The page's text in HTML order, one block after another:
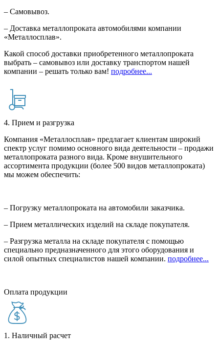
– Самовывоз.
– Доставка металлопроката автомобилями компании
«Металлосплав».
Какой способ доставки приобретенного металлопроката
выбрать – самовывоз или доставку транспортом нашей
компании – решать только вам! подробнее...
4. Прием и разгрузка
Компания «Металлосплав» предлагает клиентам широкий
спектр услуг помимо основного вида деятельности – продажи
металлопроката разного вида. Кроме внушительного
ассортимента продукции (более 500 видов металлопроката)
мы можем обеспечить:
– Погрузку металлопроката на автомобили заказчика.
– Прием металлических изделий на складе покупателя.
– Разгрузка металла на складе покупателя с помощью
специально предназначенного для этого оборудования и
силой опытных специалистов нашей компании. подробнее...
Оплата продукции
1. Наличный расчет